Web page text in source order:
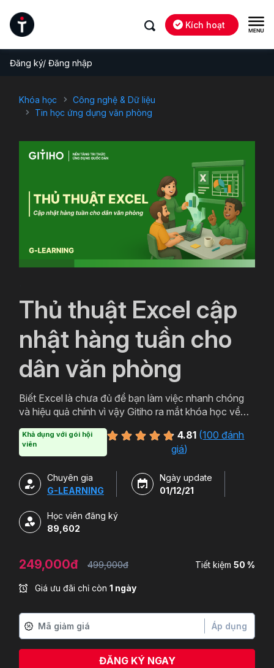
Kích hoạt
Đăng ký/ Đăng nhập
Khóa học
Công nghệ & Dữ liệu
Tin học ứng dụng văn phòng
Thủ thuật Excel cập
nhật hàng tuần cho
dân văn phòng
Biết Excel là chưa đủ để bạn làm việc nhanh chóng
và hiệu quả chính vì vậy Gitiho ra mắt khóa học về
văn phòng sẽ tự tin thao tác về những hàm, công cụ
trong Excel và ứng dụng để giải quyết công việc một
Khả dụng với gói hội
viên
4.81 (100 đánh
giá)
Chuyên gia
G-LEARNING
Ngày update
01/12/21
Học viên đăng ký
89,602
249,000đ 499,000đ Tiết kiệm 50 %
Giá ưu đãi chỉ còn 1 ngày
Áp dụng
ĐĂNG KÝ NGAY